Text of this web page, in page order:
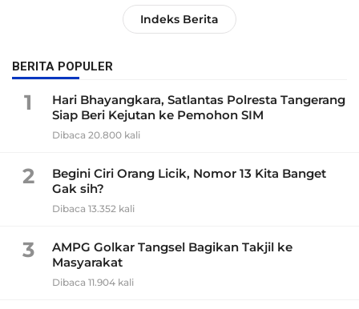
Indeks Berita
BERITA POPULER
1
Hari Bhayangkara, Satlantas Polresta Tangerang
Siap Beri Kejutan ke Pemohon SIM
Dibaca 20.800 kali
2
Begini Ciri Orang Licik, Nomor 13 Kita Banget
Gak sih?
Dibaca 13.352 kali
3
AMPG Golkar Tangsel Bagikan Takjil ke
Masyarakat
Dibaca 11.904 kali